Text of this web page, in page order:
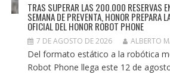
TRAS SUPERAR LAS 200.000 RESERVAS
SEMANA DE PREVENTA, HONOR PREPARA
OFICIAL DEL HONOR ROBOT PHONE
7 DE AGOSTO DE 2026 ALBERTO
Del formato estático a la robótica
Robot Phone llega este 12 de